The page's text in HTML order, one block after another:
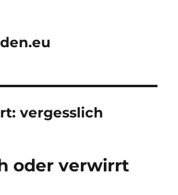
vergesslich
oder verwirrt